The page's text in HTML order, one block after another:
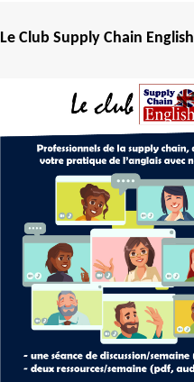
Le Club Supply Chain English